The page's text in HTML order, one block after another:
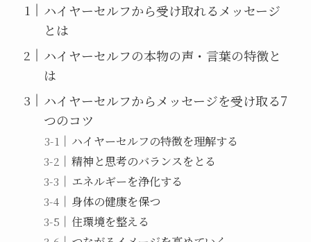
ハイヤーセルフから受け取れるメッセージ
とは
ハイヤーセルフの本物の声・言葉の特徴と
は
ハイヤーセルフからメッセージを受け取る7
つのコツ
ハイヤーセルフの特徴を理解する
精神と思考のバランスをとる
エネルギーを浄化する
身体の健康を保つ
住環境を整える